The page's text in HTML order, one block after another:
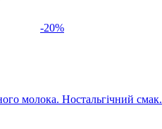
-20%
молока. Ностальгічний смак.